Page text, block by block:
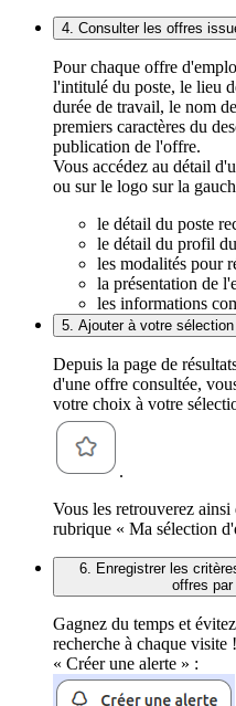
4. Consulter les offres
Pour chaque offre
l'intitulé du poste, le lieu
durée de travail, le nom
premiers caractères du
publication de l'offre.
Vous accédez au détail
ou sur le logo sur la
le détail du poste
le détail du profil
les modalités pour
la présentation de
les informations
5. Ajouter à votre
Depuis la page de
d'une offre consultée,
votre choix à votre
.
Vous les retrouverez ainsi
rubrique « Ma sélection
6. Enregistrer les
offres par
Gagnez du temps et
recherche à chaque
« Créer une alerte » :